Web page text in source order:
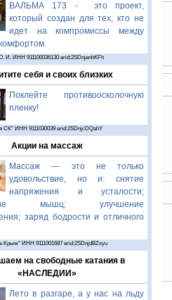
ВАЛЬМА 173 - это проект,
который создан для тех, кто не
идет на компромиссы между
И. ИНН 911100036130 erid:2SDnjenhKFh
себя и своих близких
Поклейте противоосколочную
пленку!
ИНН 9111030039 erid:2SDnjcDQahY
Акции на массаж
Массаж — это не только
удовольствие, но и: снятие
напряжения и усталости;
мышц; улучшение
заряд бодрости и отличного
Крым" ИНН 9111001687 erid:2SDnjdBZsyu
на свободные катания в
«НАСЛЕДИИ»
Лето в разгаре, а у нас на льду